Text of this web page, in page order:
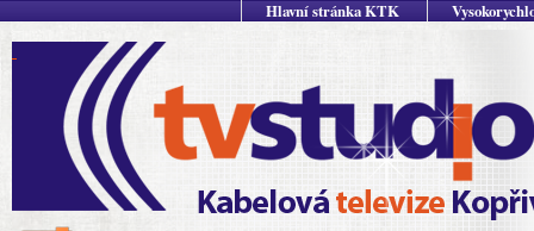
Hlavní stránka KTK